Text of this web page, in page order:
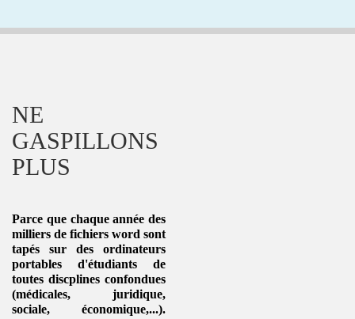
NE
GASPILLONS
PLUS
Parce que chaque année des
milliers de fichiers word sont
tapés sur des ordinateurs
portables d'étudiants de
toutes discplines confondues
(médicales, juridique,
sociale, économique,...).